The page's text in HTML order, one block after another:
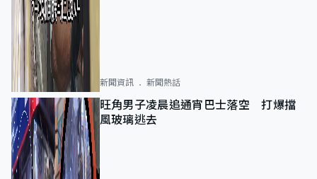
新聞資訊 新聞熱話
旺角男子凌晨追通宵巴士落空 打爆擋
風玻璃逃去